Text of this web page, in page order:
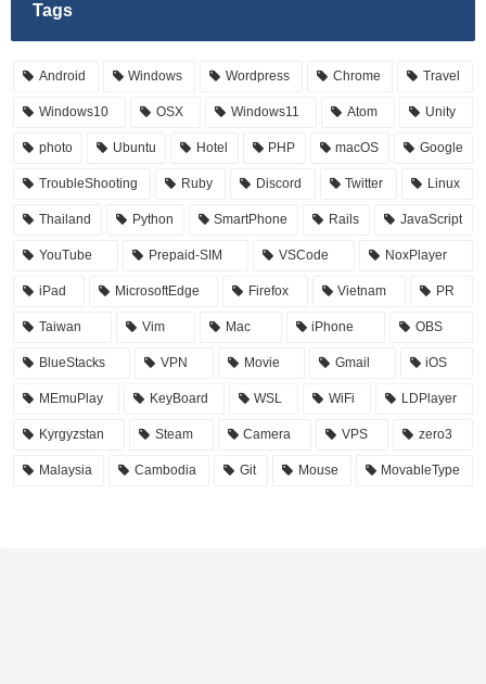
Tags
Android Windows Wordpress Chrome Travel
Windows10 OSX Windows11 Atom Unity
photo Ubuntu Hotel PHP macOS Google
TroubleShooting Ruby Discord Twitter Linux
Thailand Python SmartPhone Rails JavaScript
YouTube Prepaid-SIM VSCode NoxPlayer
iPad MicrosoftEdge Firefox Vietnam PR
Taiwan Vim Mac iPhone OBS
BlueStacks VPN Movie Gmail iOS
MEmuPlay KeyBoard WSL WiFi LDPlayer
Kyrgyzstan Steam Camera VPS zero3
Malaysia Cambodia Git Mouse MovableType